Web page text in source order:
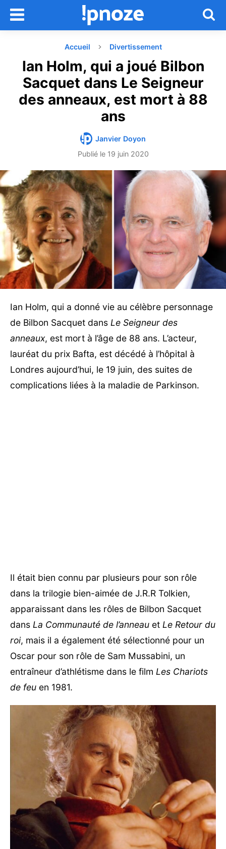
Accueil Divertissement
Ian Holm, qui a joué Bilbon
Sacquet dans Le Seigneur
des anneaux, est mort à 88
ans
Janvier Doyon
Publié le 19 juin 2020
Ian Holm, qui a donné vie au célèbre personnage
de Bilbon Sacquet dans Le Seigneur des
anneaux, est mort à l’âge de 88 ans. L’acteur,
lauréat du prix Bafta, est décédé à l’hôpital à
Londres aujourd’hui, le 19 juin, des suites de
complications liées à la maladie de Parkinson.
Il était bien connu par plusieurs pour son rôle
dans la trilogie bien-aimée de J.R.R Tolkien,
apparaissant dans les rôles de Bilbon Sacquet
dans La Communauté de l’anneau et Le Retour du
roi, mais il a également été sélectionné pour un
Oscar pour son rôle de Sam Mussabini, un
entraîneur d’athlétisme dans le film Les Chariots
de feu en 1981.